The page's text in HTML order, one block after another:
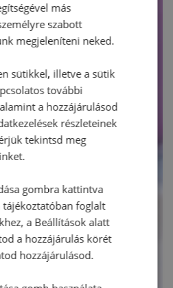
más
szabott
megjeleníteni neked.
sütikkel, illetve a sütik
további
a hozzájárulásod
részleteinek
tekintsd meg
gombra kattintva
tájékoztatóban foglalt
a Beállítások alatt
a hozzájárulás körét
hozzájárulásod.